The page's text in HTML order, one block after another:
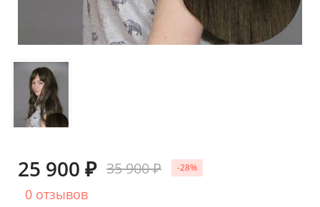
25 900 ₽ 35 900 ₽ -28%
0 отзывов